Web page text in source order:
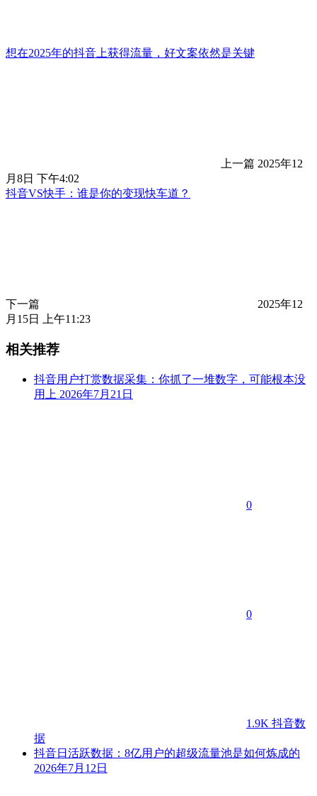
想在2025年的抖音上获得流量，好文案依然是关键
上一篇 2025年12
月8日 下午4:02
抖音VS快手：谁是你的变现快车道？
下一篇
2025年12
月15日 上午11:23
相关推荐
抖音用户打赏数据采集：你抓了一堆数字，可能根本没
用上 2026年7月21日
0
0
1.9K 抖音数
据
抖音日活跃数据：8亿用户的超级流量池是如何炼成的
2026年7月12日